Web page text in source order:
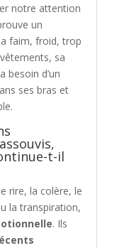
notre attention
un
faim, froid, trop
sa
besoin d’un
ses bras et
t-il
rire, la colère, le
la transpiration,
. Ils